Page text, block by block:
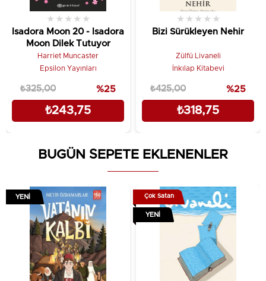
Isadora Moon 20 - Isadora
Moon Dilek Tutuyor
★ ★ ★ ★ ★
Harriet Muncaster
Epsilon Yayınları
₺243,75
₺325,00 %25
Bizi Sürükleyen Nehir
★ ★ ★ ★ ★
Zülfü Livaneli
İnkılap Kitabevi
₺318,75
₺425,00 %25
BUGÜN SEPETE EKLENENLER
YENI Çok Satan
YENI